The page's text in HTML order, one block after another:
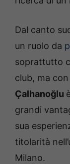
Dal canto
un ruolo da
soprattutto
club, ma
Çalhanoğlu
grandi
sua
titolarità
Milano.